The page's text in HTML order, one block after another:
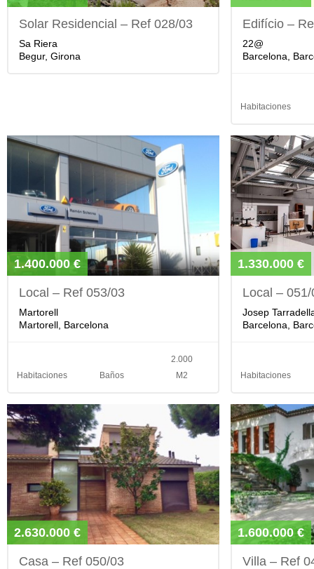
Solar Residencial – Ref 028/03
Sa Riera
Begur, Girona
Edifício –
22@
Barcelona,
Habitaciones
1.400.000 €
Local – Ref 053/03
Martorell
Martorell, Barcelona
Habitaciones Baños
2.000
M2
1.330.000 €
Local – 051/
Josep
Barcelona,
Habitaciones
2.630.000 €
Casa – Ref 050/03
1.600.000 €
Villa – Ref